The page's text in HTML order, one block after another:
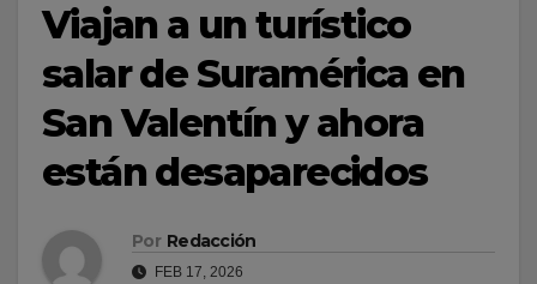
Viajan a un turístico
salar de Suramérica en
San Valentín y ahora
están desaparecidos
Por Redacción
FEB 17, 2026